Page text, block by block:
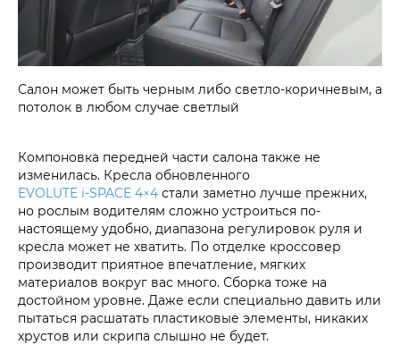
Салон может быть черным либо светло-коричневым, а
потолок в любом случае светлый
Компоновка передней части салона также не
изменилась. Кресла обновленного
EVOLUTE i‑SPACE 4×4 стали заметно лучше прежних,
но рослым водителям сложно устроиться по-
настоящему удобно, диапазона регулировок руля и
кресла может не хватить. По отделке кроссовер
производит приятное впечатление, мягких
материалов вокруг вас много. Сборка тоже на
достойном уровне. Даже если специально давить или
пытаться расшатать пластиковые элементы, никаких
хрустов или скрипа слышно не будет.